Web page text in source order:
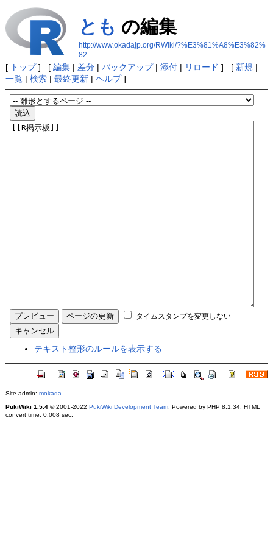
とも の編集
http://www.okadajp.org/RWiki/?%E3%81%A8%E3%82%
82
[ トップ] [ 編集| 差分| バックアップ| 添付| リロード ] [ 新規 |
一覧| 検索| 最終更新| ヘルプ]
タイムスタンプを変更しない
テキスト整形のルールを表示する
Site admin: mokada
PukiWiki 1.5.4© 2001-2022 PukiWiki Development Team. Powered by PHP 8.1.34. HTML
convert time: 0.008 sec.